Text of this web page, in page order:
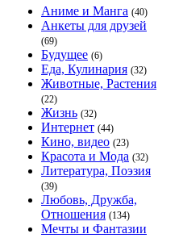
Аниме и Манга (40)
Анкеты для друзей
(69)
Будущее (6)
Еда, Кулинария (32)
Животные, Растения
(22)
Жизнь (32)
Интернет (44)
Кино, видео (23)
Красота и Мода (32)
Литература, Поэзия
(39)
Любовь, Дружба,
Отношения (134)
Мечты и Фантазии